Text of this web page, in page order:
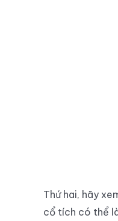
Thứ hai, hãy
cổ tích có thể